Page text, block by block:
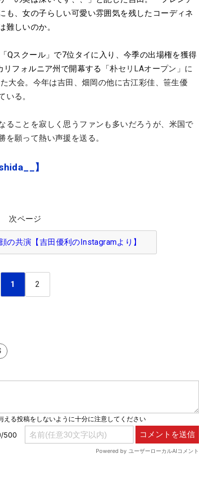
も、女の子らしい可愛い雰囲気を残したコーディネ
難しいのか。
Qスクール」で7位タイに入り、今季の出場権を獲得
リフォルニア州で開幕する「朴セリLAオープン」に
大会。今年は吉田、畑岡の他に古江彩佳、笹生優
いる。
ることを寂しく思うファンも多いだろうが、米国で
願って熱い声援を送る。
】
次ページ
の共演【吉田優利のInstagramより】
1 2